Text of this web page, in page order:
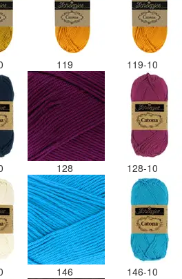
119 119-10
128 128-10
146 146-10